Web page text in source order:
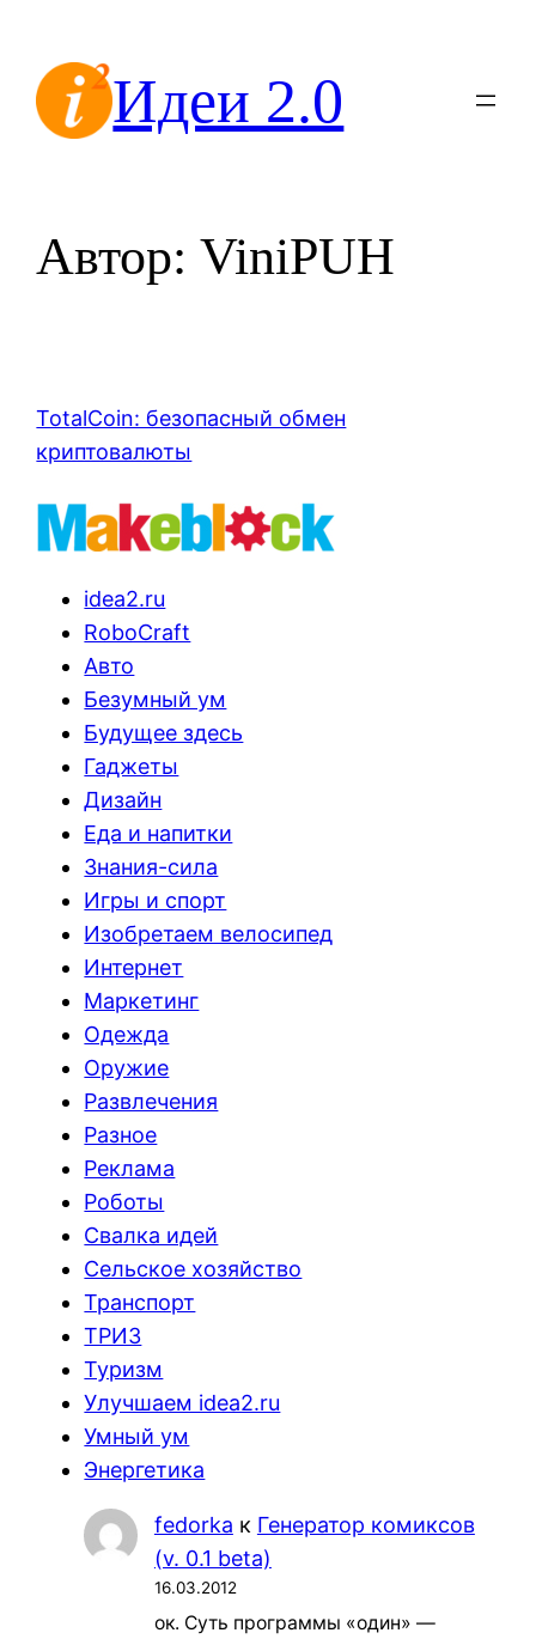
содержимомуИдеи 2.0
Автор:ViniPUH
TotalCoin: безопасный обмен
криптовалюты
idea2.ru
RoboCraft
Авто
Безумный ум
Будущее здесь
Гаджеты
Дизайн
Еда и напитки
Знания-сила
Игры и спорт
Изобретаем велосипед
Интернет
Маркетинг
Одежда
Оружие
Развлечения
Разное
Реклама
Роботы
Свалка идей
Сельское хозяйство
Транспорт
ТРИЗ
Туризм
Улучшаем idea2.ru
Умный ум
Энергетика
fedorka к Генератор комиксов
(v. 0.1 beta)
16.03.2012
ок. Суть программы «один» —